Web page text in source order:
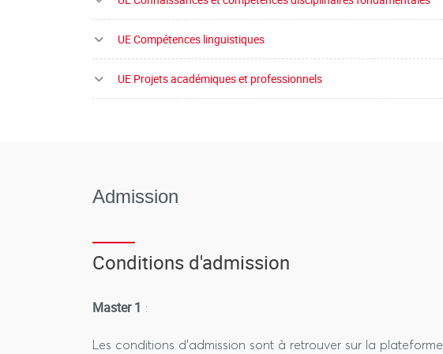
UE Compétences linguistiques
UE Projets académiques et professionnels
Admission
Conditions d'admission
Master 1 :
Les conditions d'admission sont à retrouver sur la plateforme